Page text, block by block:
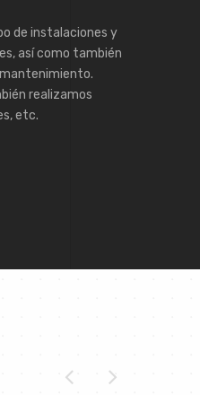
de instalaciones y
así como también
mantenimiento.
realizamos
etc.